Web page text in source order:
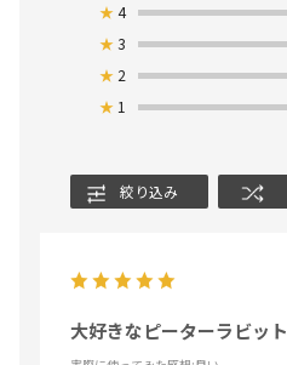
★4
★3
★ 2
★ 1
絞り込み
大好きなピーターラビット